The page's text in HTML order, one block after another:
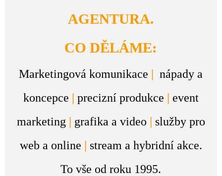
AGENTURA.
CO DĚLÁME:
Marketingová komunikace | nápady a
koncepce | precizní produkce | event
marketing | grafika a video | služby pro
web a online | stream a hybridní akce.
To vše od roku 1995.